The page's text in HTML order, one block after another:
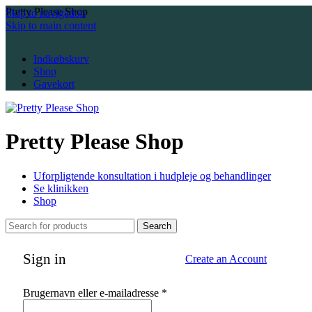
Skip to navigation
Skip to main content
Pretty Please Shop
Indkøbskurv
Shop
Gavekort
Pretty Please Shop
Uforpligtende konsultation i hudpleje og behandlinger
Se klinikken
Shop
Search
Sign in Create an Account
Brugernavn eller e-mailadresse *